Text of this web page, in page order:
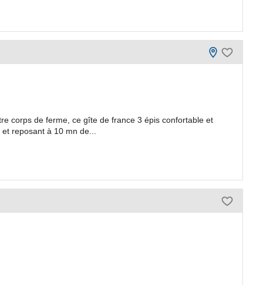
corps de ferme, ce gîte de france 3 épis confortable et
reposant à 10 mn de...